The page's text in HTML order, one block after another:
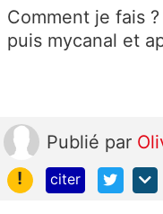
Comment je fais
puis mycanal et
Publié par
!
citer